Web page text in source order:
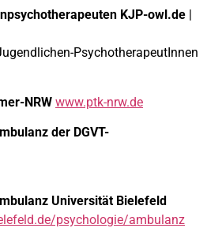
KJP-owl.de
PsychotherapeutInnen
NRW www.ptk-nrw.de
der DGVT-
Universität Bielefeld
psychologie/ambulanz